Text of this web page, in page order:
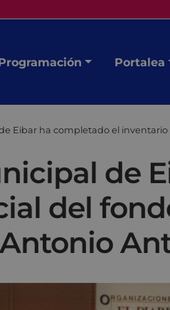
Portalea
Eibar ha completado el
de
del